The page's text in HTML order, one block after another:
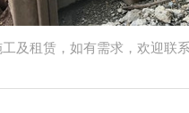
及租赁，如有需求，欢迎联